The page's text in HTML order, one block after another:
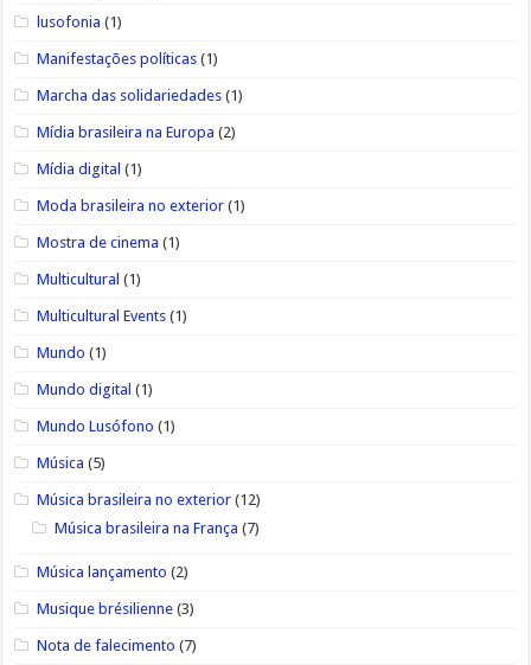
lusofonia (1)
Manifestações políticas (1)
Marcha das solidariedades (1)
Mídia brasileira na Europa (2)
Mídia digital (1)
Moda brasileira no exterior (1)
Mostra de cinema (1)
Multicultural (1)
Multicultural Events (1)
Mundo (1)
Mundo digital (1)
Mundo Lusófono (1)
Música (5)
Música brasileira no exterior (12)
Música brasileira na França (7)
Música lançamento (2)
Musique brésilienne (3)
Nota de falecimento (7)